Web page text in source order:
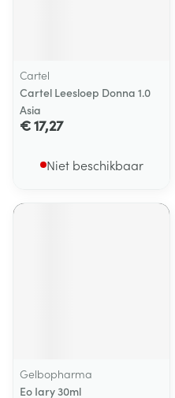
Cartel
Cartel Leesloep Donna 1.0
Asia
€ 17,27
Niet beschikbaar
Gelbopharma
Eo Iary 30ml